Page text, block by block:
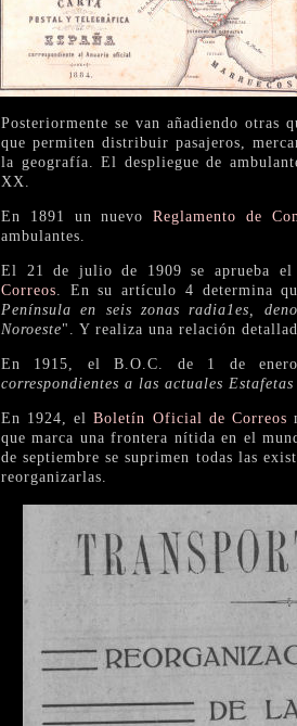
Posteriormente se van añadiendo otras
que permiten distribuir pasajeros,
la geografía. El despliegue de
XX.
En 1891 un nuevoReglamento de
ambulantes.
El 21 de julio de 1909 se aprueba
Correos. En su artículo 4 determina
Península en seis zonas radia1es,
Noroeste". Y realiza una relación
En 1915, el B.O.C. de 1 de
correspondientes a las actuales
En 1924, el Boletín Oficial de Correos
que marca una frontera nítida en el
de septiembre se suprimen todas las
reorganizarlas.